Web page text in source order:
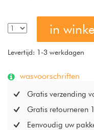
in
Levertijd: 1-3 werkdagen
wasvoorschriften
Gratis verzending
Gratis retourneren
Eenvoudig uw